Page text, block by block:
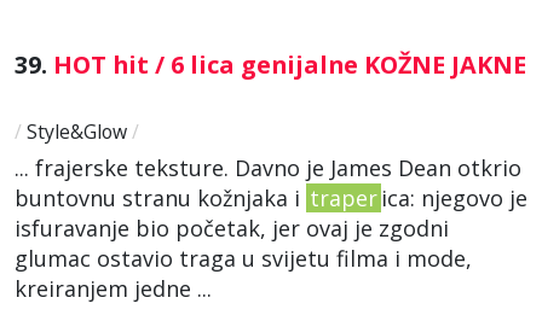
39. HOT hit / 6 lica genijalne KOŽNE JAKNE
/ Style&Glow/
... frajerske teksture. Davno je James Dean otkrio
buntovnu stranu kožnjaka i traper ica: njegovo je
isfuravanje bio početak, jer ovaj je zgodni
glumac ostavio traga u svijetu filma i mode,
kreiranjem jedne ...